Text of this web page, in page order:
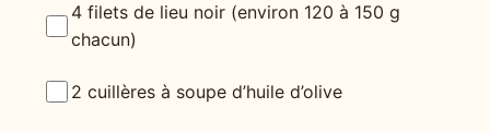
4 filets de lieu noir (environ 120 à 150 g
chacun)
2 cuillères à soupe d’huile d’olive